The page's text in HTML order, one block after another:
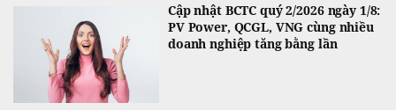
Cập nhật BCTC quý 2/2026 ngày 1/8:
PV Power, QCGL, VNG cùng nhiều
doanh nghiệp tăng bằng lần